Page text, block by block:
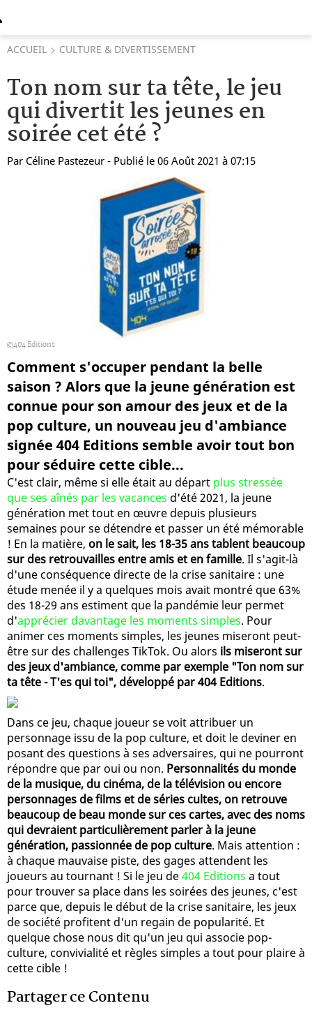
ACCUEIL CULTURE & DIVERTISSEMENT
Ton nom sur ta tête, le jeu
qui divertit les jeunes en
soirée cet été ?
Par Céline Pastezeur - Publié le 06 Août 2021 à 07:15
404 Editions
Comment s'occuper pendant la belle
saison ? Alors que la jeune génération est
connue pour son amour des jeux et de la
pop culture, un nouveau jeu d'ambiance
signée 404 Editions semble avoir tout bon
pour séduire cette cible...
C'est clair, même si elle était au départ plus stressée
que ses aînés par les vacances d'été 2021, la jeune
génération met tout en œuvre depuis plusieurs
semaines pour se détendre et passer un été mémorable
! En la matière, on le sait, les 18-35 ans tablent beaucoup
sur des retrouvailles entre amis et en famille. Il s'agit-là
d'une conséquence directe de la crise sanitaire : une
étude menée il y a quelques mois avait montré que 63%
des 18-29 ans estiment que la pandémie leur permet
d'apprécier davantage les moments simples. Pour
animer ces moments simples, les jeunes miseront peut-
être sur des challenges TikTok. Ou alors ils miseront sur
des jeux d'ambiance, comme par exemple "Ton nom sur
ta tête - T'es qui toi", développé par 404 Editions.
Dans ce jeu, chaque joueur se voit attribuer un
personnage issu de la pop culture, et doit le deviner en
posant des questions à ses adversaires, qui ne pourront
répondre que par oui ou non. Personnalités du monde
de la musique, du cinéma, de la télévision ou encore
personnages de films et de séries cultes, on retrouve
beaucoup de beau monde sur ces cartes, avec des noms
qui devraient particulièrement parler à la jeune
génération, passionnée de pop culture. Mais attention :
à chaque mauvaise piste, des gages attendent les
joueurs au tournant ! Si le jeu de404 Editions a tout
pour trouver sa place dans les soirées des jeunes, c'est
parce que, depuis le début de la crise sanitaire, les jeux
de société profitent d'un regain de popularité. Et
quelque chose nous dit qu'un jeu qui associe pop-
culture, convivialité et règles simples a tout pour plaire à
cette cible !
Partager ce Contenu